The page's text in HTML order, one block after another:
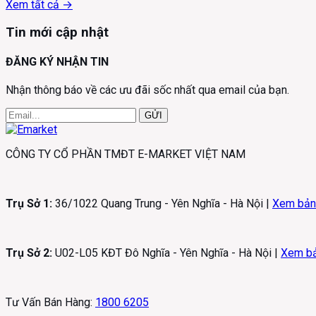
Xem tất cả →
Tin mới cập nhật
ĐĂNG KÝ NHẬN TIN
Nhận thông báo về các ưu đãi sốc nhất qua email của bạn.
GỬI
CÔNG TY CỔ PHẦN TMĐT E-MARKET VIỆT NAM
Trụ Sở 1: 36/1022 Quang Trung - Yên Nghĩa - Hà Nội | Xem
Trụ Sở 2: U02-L05 KĐT Đô Nghĩa - Yên Nghĩa - Hà Nội | Xem
Tư Vấn Bán Hàng: 1800 6205